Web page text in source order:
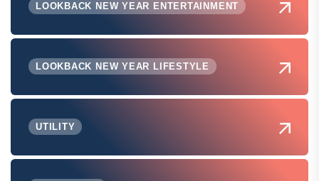
LOOKBACK NEW YEAR ENTERTAINMENT
LOOKBACK NEW YEAR LIFESTYLE
UTILITY